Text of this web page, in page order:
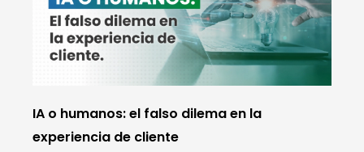
IA o humanos: el falso dilema en la
experiencia de cliente